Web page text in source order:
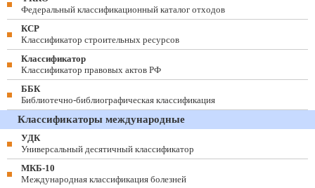
Федеральный классификационный каталог отходов
КСР
Классификатор строительных ресурсов
Классификатор
Классификатор правовых актов РФ
ББК
Библиотечно-библиографическая классификация
Классификаторы международные
УДК
Универсальный десятичный классификатор
МКБ-10
Международная классификация болезней